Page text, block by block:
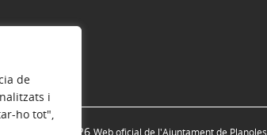
de
i
ho tot",
© 2026